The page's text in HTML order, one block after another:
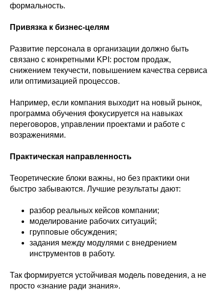
формальность.
Привязка к бизнес-целям
Развитие персонала в организации должно быть
связано с конкретными KPI: ростом продаж,
снижением текучести, повышением качества сервиса
или оптимизацией процессов.
Например, если компания выходит на новый рынок,
программа обучения фокусируется на навыках
переговоров, управлении проектами и работе с
возражениями.
Практическая направленность
Теоретические блоки важны, но без практики они
быстро забываются. Лучшие результаты дают:
разбор реальных кейсов компании;
моделирование рабочих ситуаций;
групповые обсуждения;
задания между модулями с внедрением
инструментов в работу.
Так формируется устойчивая модель поведения, а не
просто «знание ради знания».